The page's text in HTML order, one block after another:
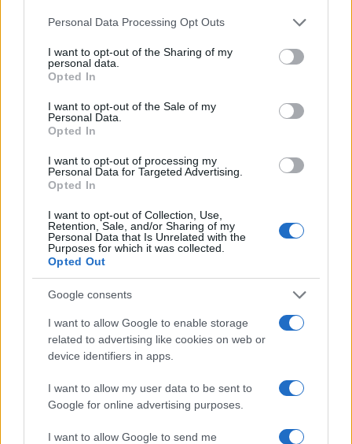
Please note that this website/app uses one or more Google
not limited to your visit or usage behaviour. You may click to
grant or deny consent to Google and its third-party tags to
use your data for below specified purposes in below Google
consent section.
Personal Data Processing Opt Outs
I want to opt-out of the Sharing of my
personal data.
Opted In
I want to opt-out of the Sale of my
Personal Data.
Opted In
I want to opt-out of processing my
Personal Data for Targeted Advertising.
Opted In
I want to opt-out of Collection, Use,
Retention, Sale, and/or Sharing of my
Personal Data that Is Unrelated with the
Purposes for which it was collected.
Opted Out
Google consents
I want to allow Google to enable storage
related to advertising like cookies on web or
device identifiers in apps.
I want to allow my user data to be sent to
Google for online advertising purposes.
I want to allow Google to send me
ΑΝΕΛ: Στις 9 Ιουνίου οι τελικές αποφάσεις για
τις εκλογές